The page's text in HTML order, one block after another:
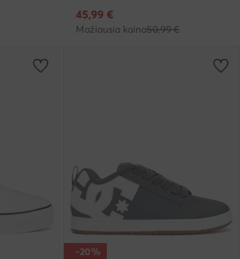
Dabartinė kaina
45,99 €
Mažiausia kaina50,99 €
-20%